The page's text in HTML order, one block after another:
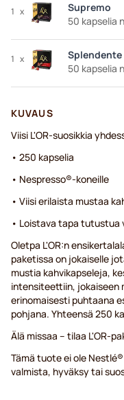
1 x
Supremo
50 kapselia
1 x
Splendente
50 kapselia
KUVAUS
Viisi L'OR-suosikkia
• 250 kapselia
• Nespresso®-koneille
• Viisi erilaista mustaa
• Loistava tapa tutustua
Oletpa L'OR:n
paketissa on jokaiselle
mustia kahvikapseleja,
intensiteettiin, jokaiseen
erinomaisesti puhtaana
pohjana. Yhteensä 250
Älä missaa – tilaa L'OR-
Tämä tuote ei ole
valmista, hyväksy tai